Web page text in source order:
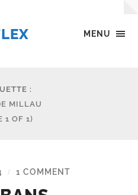
MENU
:
MILLAU
1 OF 1)
/ 1 COMMENT